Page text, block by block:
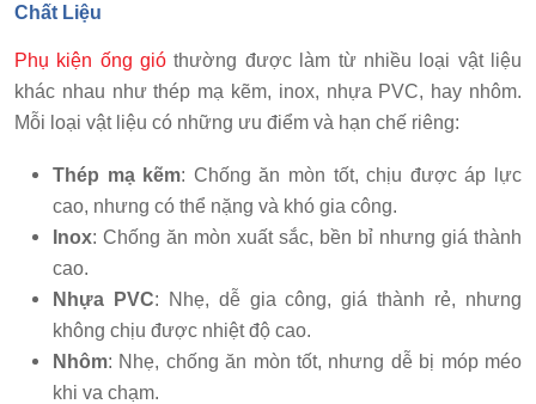
Chất Liệu
Phụ kiện ống gió thường được làm từ nhiều loại vật liệu
khác nhau như thép mạ kẽm, inox, nhựa PVC, hay nhôm.
Mỗi loại vật liệu có những ưu điểm và hạn chế riêng:
Thép mạ kẽm: Chống ăn mòn tốt, chịu được áp lực
cao, nhưng có thể nặng và khó gia công.
Inox: Chống ăn mòn xuất sắc, bền bỉ nhưng giá thành
cao.
Nhựa PVC: Nhẹ, dễ gia công, giá thành rẻ, nhưng
không chịu được nhiệt độ cao.
Nhôm: Nhẹ, chống ăn mòn tốt, nhưng dễ bị móp méo
khi va chạm.